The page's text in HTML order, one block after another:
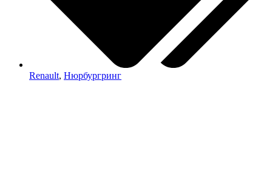
Renault, Нюрбургринг